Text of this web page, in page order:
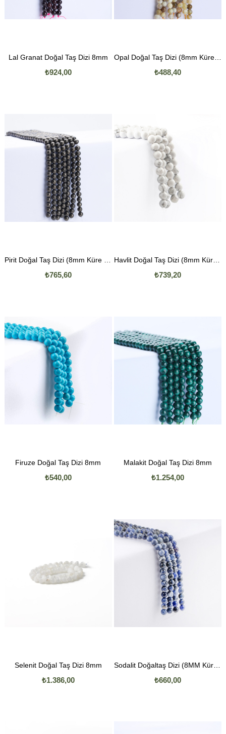
Lal Granat Doğal Taş Dizi 8mm
₺924,00
Opal Doğal Taş Dizi (8mm Küre Kesim)
₺488,40
Pirit Doğal Taş Dizi (8mm Küre Kesim)
₺765,60
Havlit Doğal Taş Dizi (8mm Küre Kesim)
₺739,20
Firuze Doğal Taş Dizi 8mm
₺540,00
Malakit Doğal Taş Dizi 8mm
₺1.254,00
Selenit Doğal Taş Dizi 8mm
₺1.386,00
Sodalit Doğaltaş Dizi (8MM Küre Kesim)
₺660,00